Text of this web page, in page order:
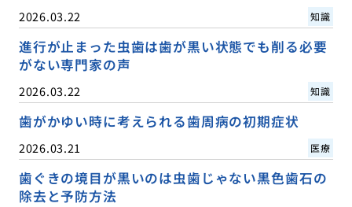
2026.03.22 知識
進行が止まった虫歯は歯が黒い状態でも削る必要
がない専門家の声
2026.03.22 知識
歯がかゆい時に考えられる歯周病の初期症状
2026.03.21 医療
歯ぐきの境目が黒いのは虫歯じゃない黒色歯石の
除去と予防方法